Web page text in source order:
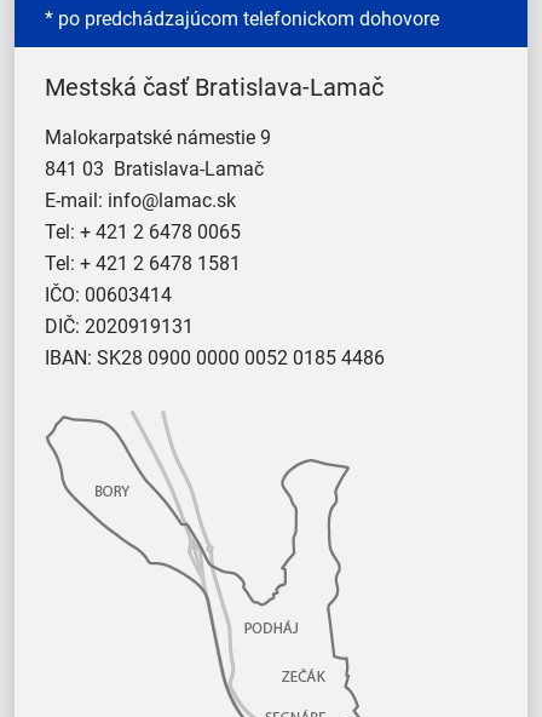
* po predchádzajúcom telefonickom dohovore
Mestská časť Bratislava-Lamač
Malokarpatské námestie 9
841 03 Bratislava-Lamač
E-mail: info@lamac.sk
Tel: + 421 2 6478 0065
Tel: + 421 2 6478 1581
IČO: 00603414
DIČ: 2020919131
IBAN: SK28 0900 0000 0052 0185 4486